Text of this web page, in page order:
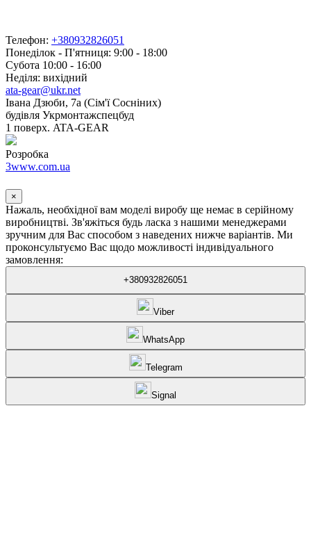
Телефон: +380932826051
Понеділок - П'ятниця: 9:00 - 18:00
Субота 10:00 - 16:00
Неділя: вихідний
ata-gear@ukr.net
Івана Дзюби, 7а (Сім'ї Сосніних)
будівля Укрмонтажспецбуд
1 поверх. ATA-GEAR
Розробка
3www.com.ua
×
Нажаль, необхідної вам моделі виробу ще немає в серійному
виробництві. Зв'яжіться будь ласка з нашими менеджерами
зручним для Вас способом з наведених нижче варіантів. Ми
проконсультуємо Вас щодо можливості індивідуального
замовлення:
+380932826051
Viber
WhatsApp
Telegram
Signal